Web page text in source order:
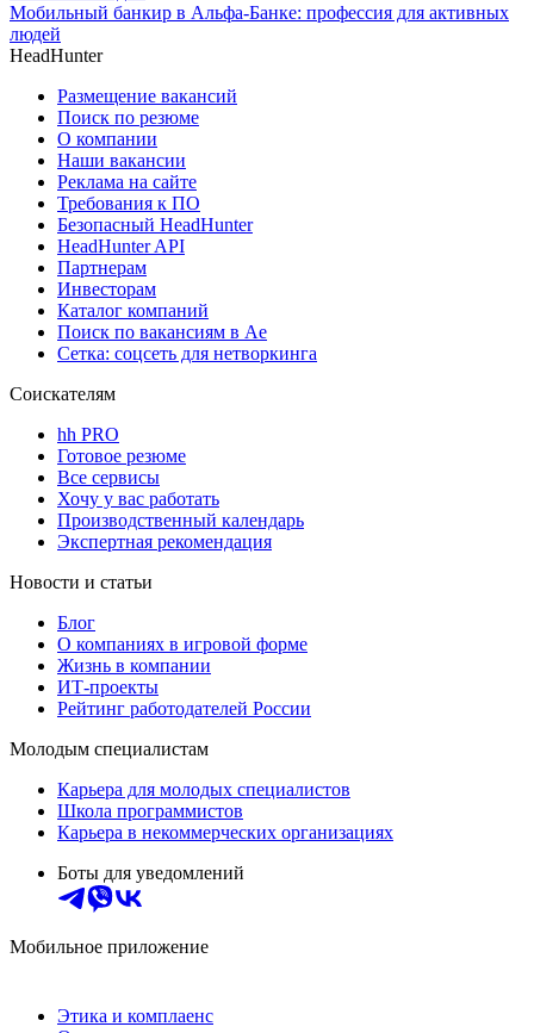
Мобильный банкир в Альфа-Банке: профессия для активных
людей
HeadHunter
Размещение вакансий
Поиск по резюме
О компании
Наши вакансии
Реклама на сайте
Требования к ПО
Безопасный HeadHunter
HeadHunter API
Партнерам
Инвесторам
Каталог компаний
Поиск по вакансиям в Ае
Сетка: соцсеть для нетворкинга
Соискателям
hh PRO
Готовое резюме
Все сервисы
Хочу у вас работать
Производственный календарь
Экспертная рекомендация
Новости и статьи
Блог
О компаниях в игровой форме
Жизнь в компании
ИТ-проекты
Рейтинг работодателей России
Молодым специалистам
Карьера для молодых специалистов
Школа программистов
Карьера в некоммерческих организациях
Боты для уведомлений
Мобильное приложение
Этика и комплаенс